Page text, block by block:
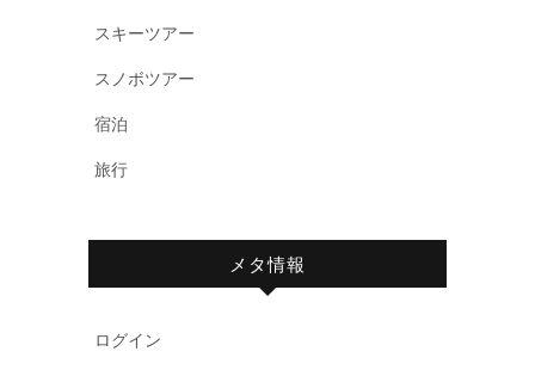
スキーツアー
スノボツアー
宿泊
旅行
メタ情報
ログイン